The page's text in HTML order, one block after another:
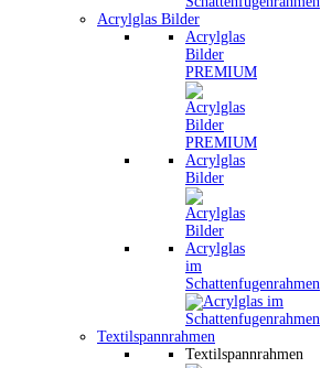
Acrylglas Bilder
Acrylglas
Bilder
PREMIUM
Acrylglas
Bilder
Acrylglas
im
Schattenfugenrahmen
Textilspannrahmen
Textilspannrahmen